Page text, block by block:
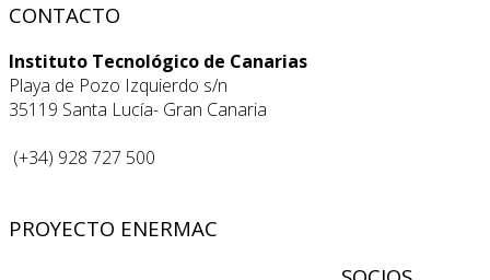
CONTACTO
Instituto Tecnológico de Canarias
Playa de Pozo Izquierdo s/n
35119 Santa Lucía- Gran Canaria
(+34) 928 727 500
PROYECTO ENERMAC